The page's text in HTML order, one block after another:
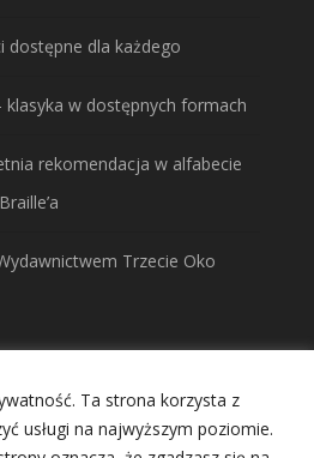
Ta strona korzysta z
usługi na najwyższym poziomie.
dostępne dla każdego
w dostępnych formach
rekomendacja w alfabecie
Braille’a
Trzecie Oko
Trzecie
Oko